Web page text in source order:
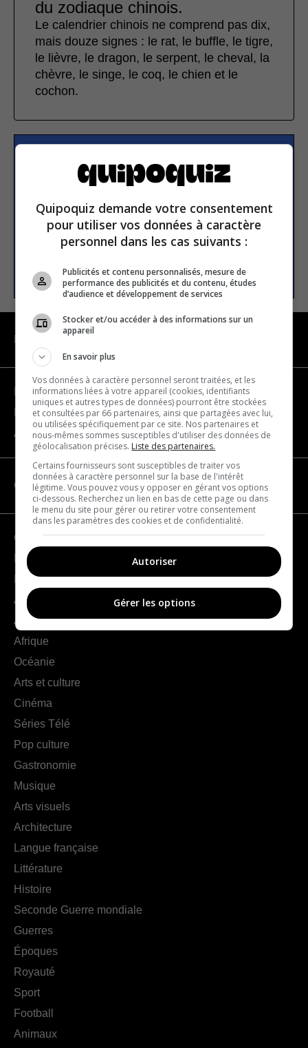
du zodiaque chinois.
Le calendrier chinois ne comprend pas dix,
mais douze signes : le rat, le buffle, le tigre,
le lièvre, le dragon, le serpent, le cheval, la
chèvre, le singe, le coq, le chien et le
cochon.
S’inscrire à la newsletter
E-mail
S’INSCRIRE
NAVIGATION
Devenir partenaire
Nous joindre
À propos
CATÉGORIES
Géographie
France
Europe
Amériques
Asie
Afrique
Océanie
Arts et culture
Cinéma
Séries Télé
Pop culture
Gastronomie
Musique
Arts visuels
Architecture
Langue française
Littérature
Histoire
Seconde Guerre mondiale
Guerres
Époques
Royauté
Sport
Football
Animaux
Quipoquiz demande votre consentement
pour utiliser vos données à caractère
personnel dans les cas suivants :
Publicités et contenu personnalisés, mesure de
performance des publicités et du contenu, études
d’audience et développement de services
Stocker et/ou accéder à des informations sur un
appareil
En savoir plus
Vos données à caractère personnel seront traitées, et les
informations liées à votre appareil (cookies, identifiants
uniques et autres types de données) pourront être stockées
et consultées par 66 partenaires, ainsi que partagées avec lui,
ou utilisées spécifiquement par ce site. Nos partenaires et
nous-mêmes sommes susceptibles d'utiliser des données de
géolocalisation précises. Liste des partenaires.
Certains fournisseurs sont susceptibles de traiter vos
données à caractère personnel sur la base de l'intérêt
légitime. Vous pouvez vous y opposer en gérant vos options
ci-dessous. Recherchez un lien en bas de cette page ou dans
le menu du site pour gérer ou retirer votre consentement
dans les paramètres des cookies et de confidentialité.
Autoriser
Gérer les options